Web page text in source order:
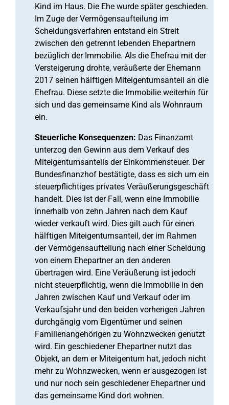
Kind im Haus. Die Ehe wurde später geschieden.
Im Zuge der Vermögensaufteilung im
Scheidungsverfahren entstand ein Streit
zwischen den getrennt lebenden Ehepartnern
bezüglich der Immobilie. Als die Ehefrau mit der
Versteigerung drohte, veräußerte der Ehemann
2017 seinen hälftigen Miteigentumsanteil an die
Ehefrau. Diese setzte die Immobilie weiterhin für
sich und das gemeinsame Kind als Wohnraum
ein.
Steuerliche Konsequenzen: Das Finanzamt
unterzog den Gewinn aus dem Verkauf des
Miteigentumsanteils der Einkommensteuer. Der
Bundesfinanzhof bestätigte, dass es sich um ein
steuerpflichtiges privates Veräußerungsgeschäft
handelt. Dies ist der Fall, wenn eine Immobilie
innerhalb von zehn Jahren nach dem Kauf
wieder verkauft wird. Dies gilt auch für einen
hälftigen Miteigentumsanteil, der im Rahmen
der Vermögensaufteilung nach einer Scheidung
von einem Ehepartner an den anderen
übertragen wird. Eine Veräußerung ist jedoch
nicht steuerpflichtig, wenn die Immobilie in den
Jahren zwischen Kauf und Verkauf oder im
Verkaufsjahr und den beiden vorherigen Jahren
durchgängig vom Eigentümer und seinen
Familienangehörigen zu Wohnzwecken genutzt
wird. Ein geschiedener Ehepartner nutzt das
Objekt, an dem er Miteigentum hat, jedoch nicht
mehr zu Wohnzwecken, wenn er ausgezogen ist
und nur noch sein geschiedener Ehepartner und
das gemeinsame Kind dort wohnen.